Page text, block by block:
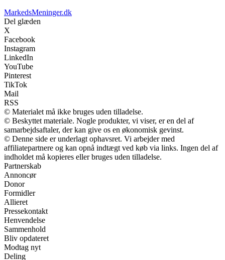
MarkedsMeninger.dk
Del glæden
X
Facebook
Instagram
LinkedIn
YouTube
Pinterest
TikTok
Mail
RSS
© Materialet må ikke bruges uden tilladelse.
© Beskyttet materiale. Nogle produkter, vi viser, er en del af
samarbejdsaftaler, der kan give os en økonomisk gevinst.
© Denne side er underlagt ophavsret. Vi arbejder med
affiliatepartnere og kan opnå indtægt ved køb via links. Ingen del af
indholdet må kopieres eller bruges uden tilladelse.
Partnerskab
Annoncør
Donor
Formidler
Allieret
Pressekontakt
Henvendelse
Sammenhold
Bliv opdateret
Modtag nyt
Deling